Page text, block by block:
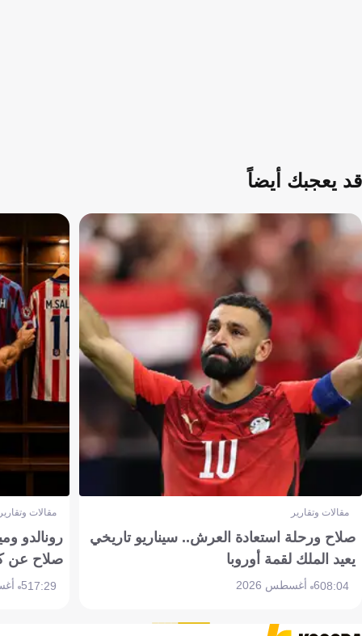
قد يعجبك أيضاً
مقالات وتقارير
صلاح ورحلة استعادة العرش.. سيناريو تاريخي
يعيد الملك لقمة أوروبا
08:046 أغسطس 2026
مقالات
رونالدو
صلاح عن
17:295 أغسطس 2026